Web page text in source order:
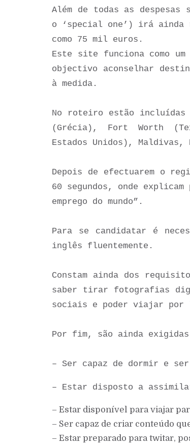
Além de todas as
o ‘special one’) irá ainda
como 75 mil euros.
Este site funciona como
objectivo aconselhar
à medida.
No roteiro estão incluídas
(Grécia), Fort Worth
Estados Unidos), Maldivas,
Depois de efectuarem o
60 segundos, onde
emprego do mundo”.
Para se candidatar é
inglês fluentemente.
Constam ainda dos
saber tirar fotografias
sociais e poder viajar por
Por fim, são ainda
– Ser capaz de dormir e ser
– Estar disposto a
– Estar disponível para viajar
– Ser capaz de criar conteúdo
– Estar preparado para twitar,